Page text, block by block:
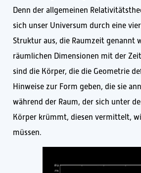
Denn der allgemeinen
sich unser Universum durch eine
Struktur aus, die Raumzeit genannt
räumlichen Dimensionen mit der
sind die Körper, die die Geometrie
Hinweise zur Form geben, die sie
während der Raum, der sich unter
Körper krümmt, diesen vermittelt,
müssen.